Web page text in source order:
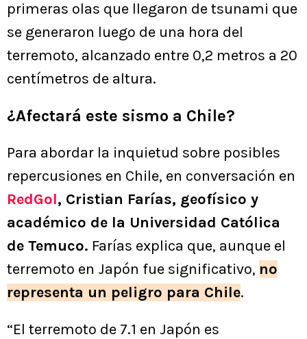
primeras olas que llegaron de tsunami que
se generaron luego de una hora del
terremoto, alcanzado entre 0,2 metros a 20
centímetros de altura.
¿Afectará este sismo a Chile?
Para abordar la inquietud sobre posibles
repercusiones en Chile, en conversación en
RedGol, Cristian Farías, geofísico y
académico de la Universidad Católica
de Temuco. Farías explica que, aunque el
terremoto en Japón fue significativo, no
representa un peligro para Chile.
“El terremoto de 7.1 en Japón es